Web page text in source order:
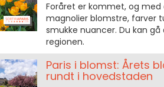
Foråret er kommet, og
magnolier blomstre, farver
smukke nuancer. Du kan
regionen.
Paris i blomst: Årets
rundt i hovedstaden